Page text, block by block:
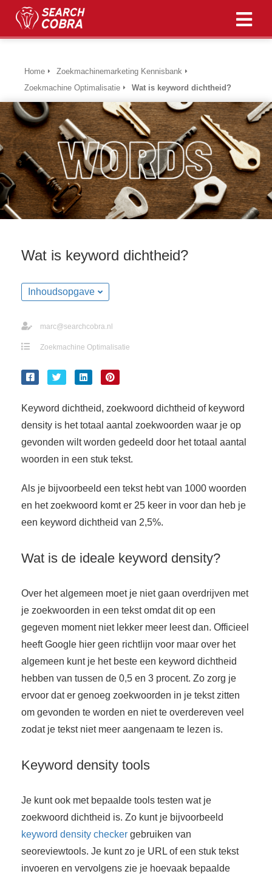
Home
Zoekmachinemarketing Kennisbank
Zoekmachine Optimalisatie
Wat is keyword dichtheid?
Wat is keyword dichtheid?
Inhoudsopgave
marc@searchcobra.nl
Zoekmachine Optimalisatie
Keyword dichtheid, zoekwoord dichtheid of keyword
density is het totaal aantal zoekwoorden waar je op
gevonden wilt worden gedeeld door het totaal aantal
woorden in een stuk tekst.
Als je bijvoorbeeld een tekst hebt van 1000 woorden
en het zoekwoord komt er 25 keer in voor dan heb je
een keyword dichtheid van 2,5%.
Wat is de ideale keyword density?
Over het algemeen moet je niet gaan overdrijven met
je zoekwoorden in een tekst omdat dit op een
gegeven moment niet lekker meer leest dan. Officieel
heeft Google hier geen richtlijn voor maar over het
algemeen kunt je het beste een keyword dichtheid
hebben van tussen de 0,5 en 3 procent. Zo zorg je
ervoor dat er genoeg zoekwoorden in je tekst zitten
om gevonden te worden en niet te overdereven veel
zodat je tekst niet meer aangenaam te lezen is.
Keyword density tools
Je kunt ook met bepaalde tools testen wat je
zoekwoord dichtheid is. Zo kunt je bijvoorbeeld
keyword density checker gebruiken van
seoreviewtools. Je kunt zo je URL of een stuk tekst
invoeren en vervolgens zie je hoevaak bepaalde
policy
zijn
om
te
Ze
deze
over
van
gebruikt
de
van